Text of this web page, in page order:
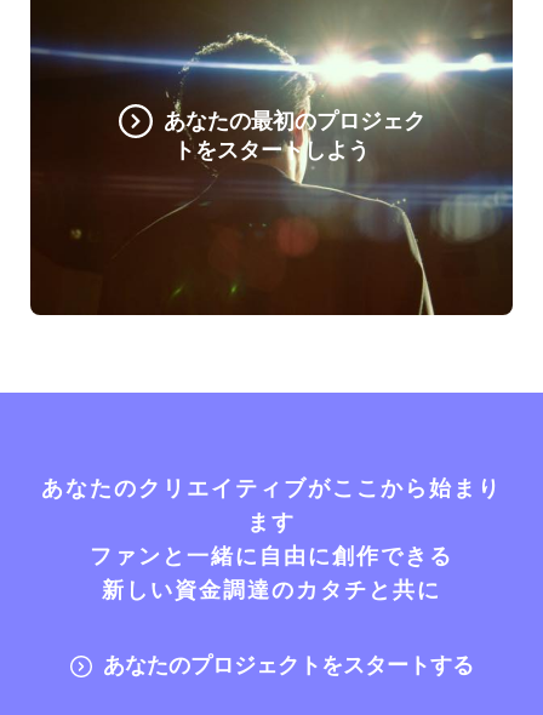
あなたの最初のプロジェク
トをスタートしよう
あなたのクリエイティブがここから始まり
ます
ファンと一緒に自由に創作できる
新しい資金調達のカタチと共に
あなたのプロジェクトをスタートする